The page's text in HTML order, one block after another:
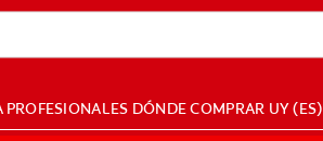
PROFESIONALES DÓNDE COMPRAR UY (ES)